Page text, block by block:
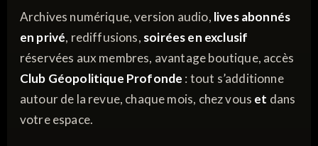
Archives numérique, version audio, lives abonnés
en privé, rediffusions, soirées en exclusif
réservées aux membres, avantage boutique, accès
Club Géopolitique Profonde : tout s’additionne
autour de la revue, chaque mois, chez vous et dans
votre espace.